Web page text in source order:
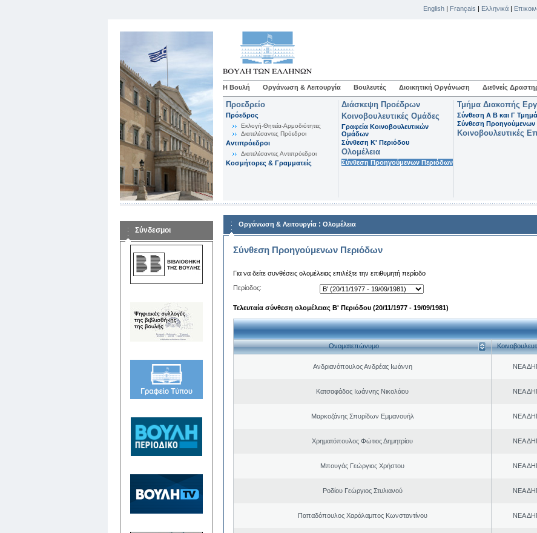
English | Français | Ελληνικά |
Η Βουλή Οργάνωση & Λειτουργία Βουλευτές Διοικητική Οργάνωση Διεθνείς
Προεδρείο
Πρόεδρος
Εκλογή-Θητεία-Αρμοδιότητες
Διατελέσαντες Πρόεδροι
Αντιπρόεδροι
Διατελέσαντες Αντιπρόεδροι
Κοσμήτορες & Γραμματείς
Διάσκεψη Προέδρων
Κοινοβουλευτικές Ομάδες
Γραφεία Κοινοβουλευτικών
Ομάδων
Σύνθεση K' Περιόδου
Ολομέλεια
Σύνθεση Προηγούμενων Περιόδων
Τμήμα Διακοπής
Σύνθεση Α Β και Γ
Σύνθεση Προηγούμενων
Κοινοβουλευτικές
Σύνδεσμοι
Οργάνωση & Λειτουργία : Ολομέλεια
Σύνθεση Προηγούμενων Περιόδων
Για να δείτε συνθέσεις ολομέλειας επιλέξτε την επιθυμητή περίοδο
Περίοδος:
Τελευταία σύνθεση ολομέλειας Β' Περιόδου (20/11/1977 - 19/09/1981)
Ονοματεπώνυμο
Ανδριανόπουλος Ανδρέας Ιωάννη ΝΕΑ
Κατσαφάδος Ιωάννης Νικολάου ΝΕΑ
Μαρκοζάνης Σπυρίδων Εμμανουήλ ΝΕΑ
Χρηματόπουλος Φώτιος Δημητρίου ΝΕΑ
Μπουγάς Γεώργιος Χρήστου ΝΕΑ
Ροδίου Γεώργιος Στυλιανού ΝΕΑ
Παπαδόπουλος Χαράλαμπος Κωνσταντίνου ΝΕΑ